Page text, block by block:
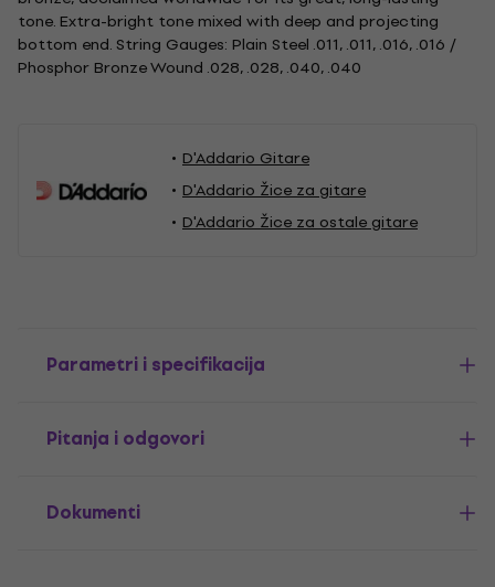
tone. Extra-bright tone mixed with deep and projecting
bottom end. String Gauges: Plain Steel .011, .011, .016, .016 /
Phosphor Bronze Wound .028, .028, .040, .040
D'Addario Gitare
D'Addario Žice za gitare
D'Addario Žice za ostale gitare
Parametri i specifikacija
Pitanja i odgovori
Dokumenti